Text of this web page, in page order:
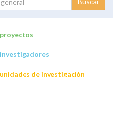
de investigación